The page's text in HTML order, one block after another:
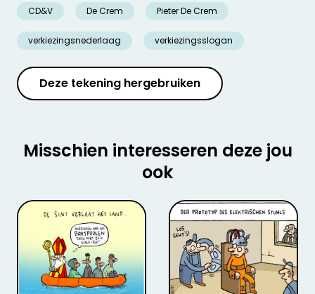
CD&V De Crem Pieter De Crem
verkiezingsnederlaag verkiezingsslogan
Deze tekening hergebruiken
Misschien interesseren deze jou
ook